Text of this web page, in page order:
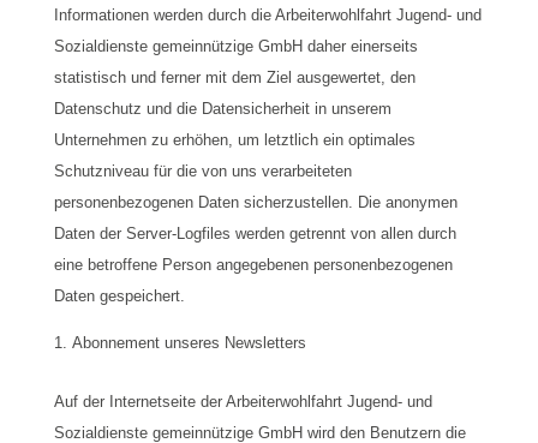
Informationen werden durch die Arbeiterwohlfahrt Jugend- und
Sozialdienste gemeinnützige GmbH daher einerseits
statistisch und ferner mit dem Ziel ausgewertet, den
Datenschutz und die Datensicherheit in unserem
Unternehmen zu erhöhen, um letztlich ein optimales
Schutzniveau für die von uns verarbeiteten
personenbezogenen Daten sicherzustellen. Die anonymen
Daten der Server-Logfiles werden getrennt von allen durch
eine betroffene Person angegebenen personenbezogenen
Daten gespeichert.
Abonnement unseres Newsletters
Auf der Internetseite der Arbeiterwohlfahrt Jugend- und
Sozialdienste gemeinnützige GmbH wird den Benutzern die